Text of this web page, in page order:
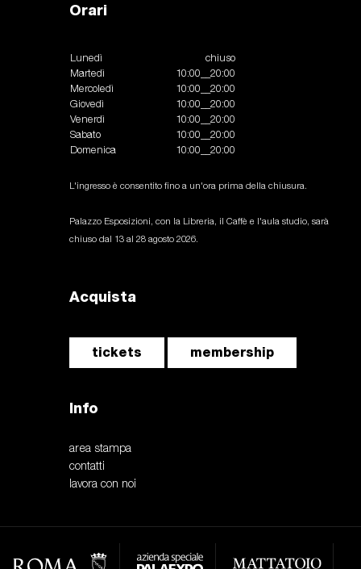
Orari
Lunedì
chiuso
Martedì
10:00__20:00
Mercoledì
10:00__20:00
Giovedì
10:00__20:00
Venerdì
10:00__20:00
Sabato
10:00__20:00
Domenica
10:00__20:00
L'ingresso è consentito fino a un'ora prima della chiusura.
Palazzo Esposizioni, con la Libreria, il Caffè e l'aula studio, sarà
chiuso dal 13 al 28 agosto 2026.
Acquista
tickets membership
Info
area stampa
contatti
lavora con noi